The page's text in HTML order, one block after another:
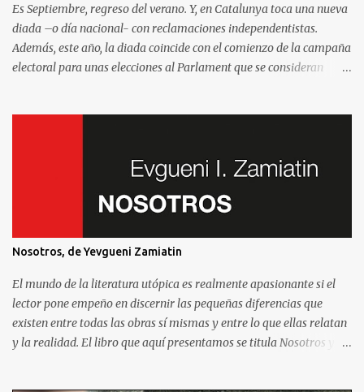
Es Septiembre, regreso del verano. Y, en Catalunya toca una nueva
diada –o día nacional- con reclamaciones independentistas.
Además, este año, la diada coincide con el comienzo de la campaña
electoral para unas elecciones al Parlament que se consideran
que aprovechan tenerme cerca para saber más de la situación. Así
que he pensado en compartir las cinco preguntas/respuestas más
comunes para ayudar a entender los porqués de la independencia
pasando aquí. Lo que se llama “el procés ”. Por eso y porque hablar
de la independencia de Catalunya es, en esencial, hablar de este
sistema que nos afecta a todos. Madrileños, catalanes, andaluces o
asturianos.
Nosotros, de Yevgueni Zamiatin
El mundo de la literatura utópica es realmente apasionante si el
lector pone empeño en discernir las pequeñas diferencias que
existen entre todas las obras sí mismas y entre lo que ellas relatan
y la realidad. El libro que aquí presentamos se titula Nosotros y